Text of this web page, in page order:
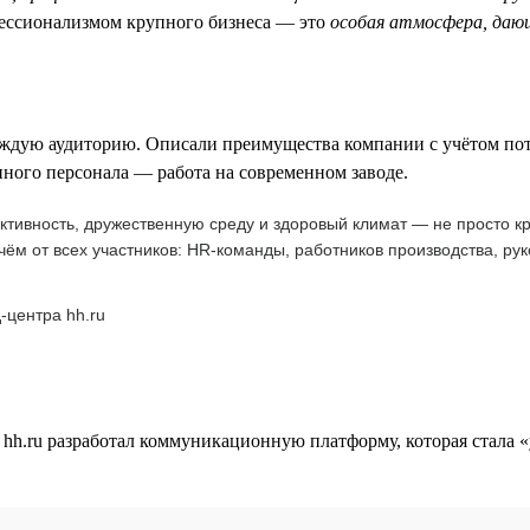
крупного бизнеса — это особая атмосфера,
аудиторию. Описали преимущества компании с учётом
персонала — работа на современном заводе.
дружественную среду и здоровый климат — не просто
от всех участников: HR-команды, работников производства,
центра hh.ru
разработал коммуникационную платформу, которая